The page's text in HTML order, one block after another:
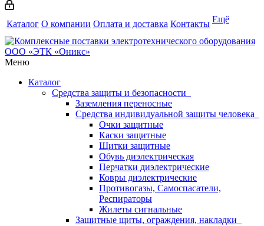
Каталог О компании Оплата и доставка Контакты Ещё
Меню
Каталог
Средства защиты и безопасности
Заземления переносные
Средства индивидуальной защиты человека
Очки защитные
Каски защитные
Щитки защитные
Обувь диэлектрическая
Перчатки диэлектрические
Ковры диэлектрические
Противогазы, Самоспасатели,
Респираторы
Жилеты сигнальные
Защитные щиты, ограждения, накладки